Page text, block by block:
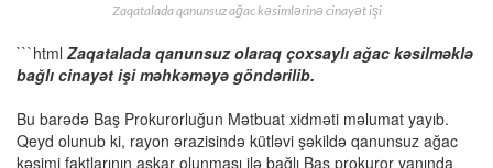
Zaqatalada qanunsuz ağac kəsimlərinə cinayət işi
```html Zaqatalada qanunsuz olaraq çoxsaylı ağac kəsilməklə
bağlı cinayət işi məhkəməyə göndərilib.
Bu barədə Baş Prokurorluğun Mətbuat xidməti məlumat yayıb.
Qeyd olunub ki, rayon ərazisində kütləvi şəkildə qanunsuz ağac
kəsimi faktlarının aşkar olunması ilə bağlı Baş prokuror yanında